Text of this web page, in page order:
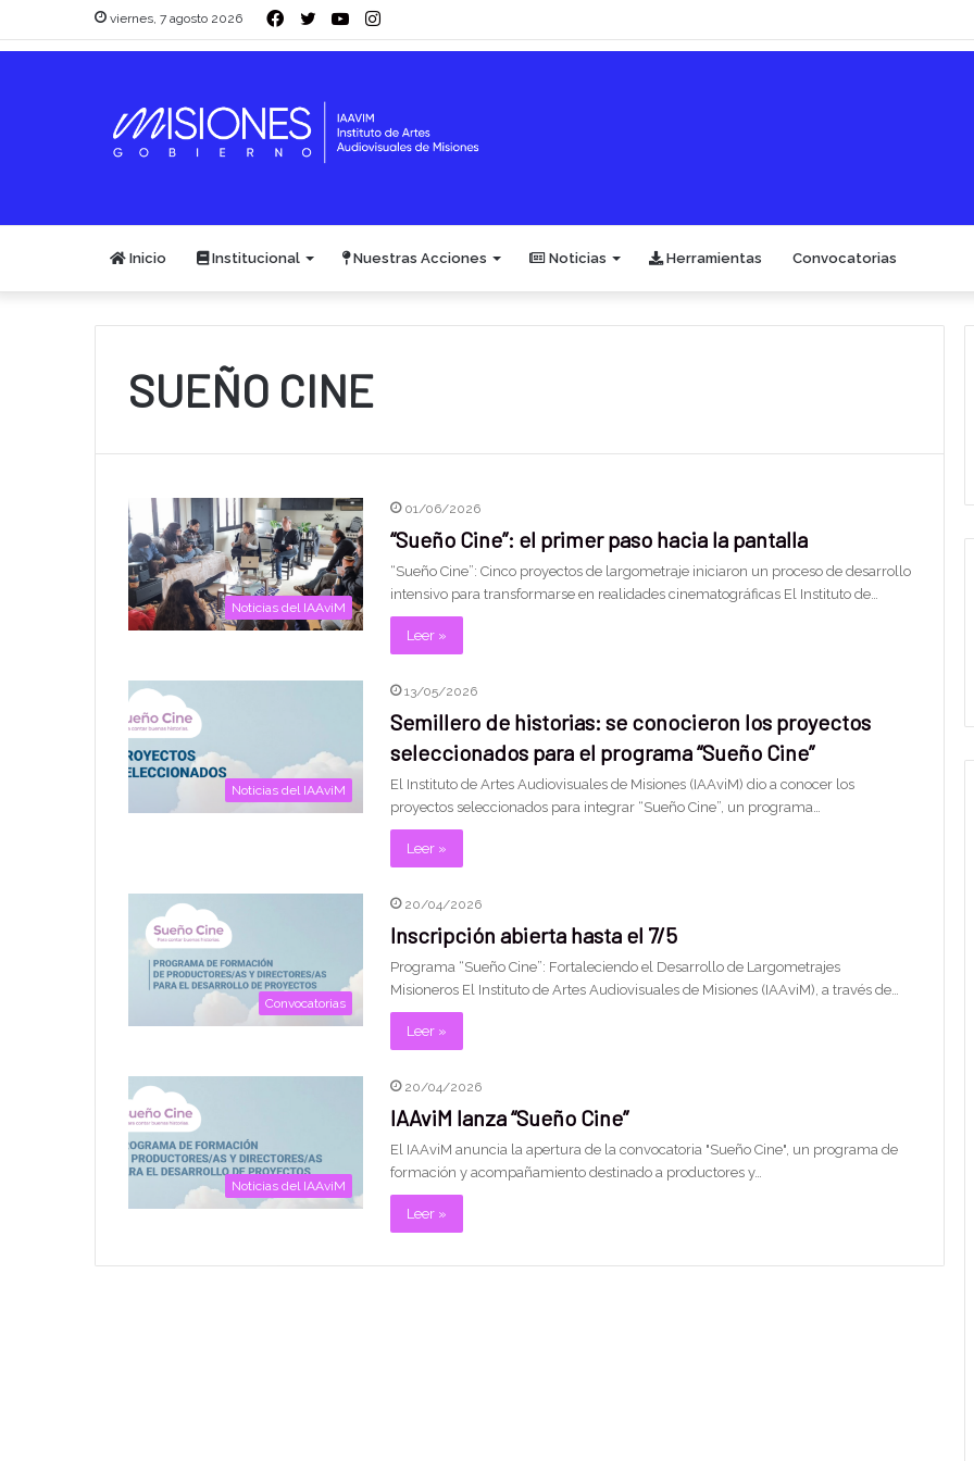
viernes, 7 agosto 2026 Facebook
TwitterYouTube
Inicio Institucional Nuestras Acciones Noticias Herramientas Convocatorias
SUEÑO CINE
Noticias del IAAviM
01/06/2026
“Sueño Cine”: el primer paso hacia la pantalla
“Sueño Cine”: Cinco proyectos de largometraje iniciaron un proceso de desarrollo
intensivo para transformarse en realidades cinematográficas El Instituto de…
Leer »
Noticias del IAAviM
13/05/2026
Semillero de historias: se conocieron los proyectos
seleccionados para el programa “Sueño Cine”
El Instituto de Artes Audiovisuales de Misiones (IAAviM) dio a conocer los
proyectos seleccionados para integrar “Sueño Cine”, un programa…
Leer »
Convocatorias
20/04/2026
Inscripción abierta hasta el 7/5
Programa “Sueño Cine”: Fortaleciendo el Desarrollo de Largometrajes
Misioneros El Instituto de Artes Audiovisuales de Misiones (IAAviM), a través de…
Leer »
Noticias del IAAviM
20/04/2026
IAAviM lanza “Sueño Cine”
El IAAviM anuncia la apertura de la convocatoria "Sueño Cine", un programa de
formación y acompañamiento destinado a productores y…
Leer »